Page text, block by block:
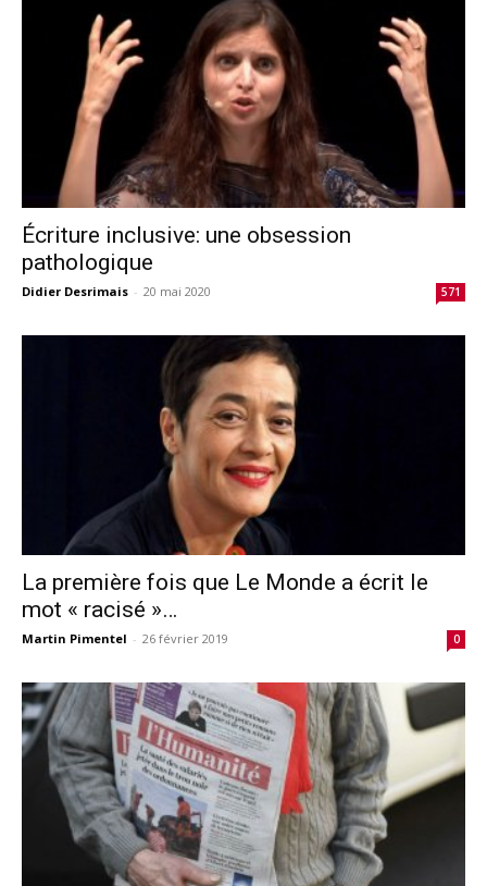
Écriture inclusive: une obsession
pathologique
Didier Desrimais - 20 mai 2020 571
La première fois que Le Monde a écrit le
mot « racisé »…
Martin Pimentel - 26 février 2019 0